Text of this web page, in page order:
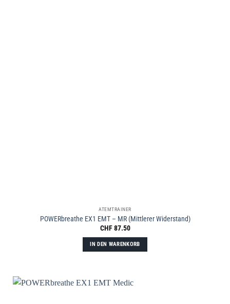
ATEMTRAINER
POWERbreathe EX1 EMT – MR (Mittlerer Widerstand)
CHF87.50
IN DEN WARENKORB